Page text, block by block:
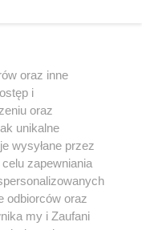
Youtube
oraz inne
i
oraz
unikalne
wysyłane przez
zapewniania
odbiorców oraz
my i Zaufani